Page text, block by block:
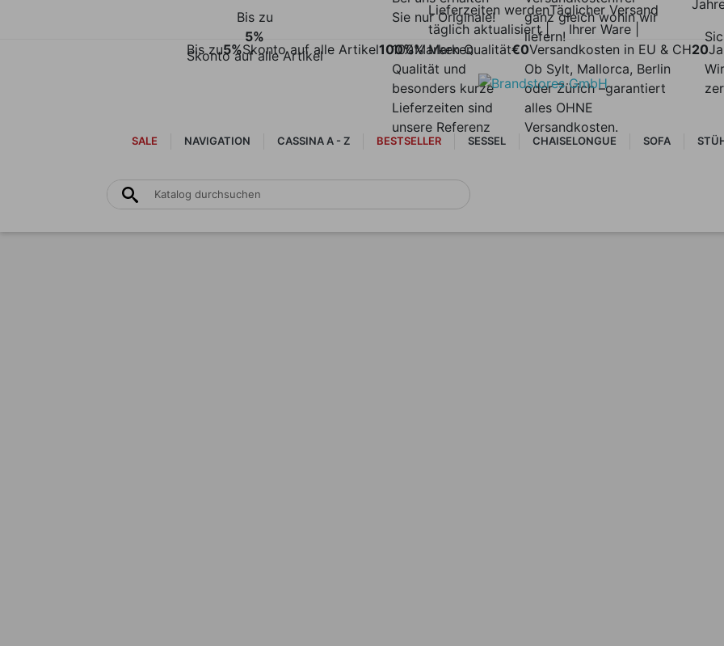
Lieferzeiten werden
täglich aktualisiert |
Täglicher Versand
Ihrer Ware |
Bis zu5%Skonto auf alle Artikel
Bis zu
5%
Skonto auf alle Artikel
100%Marken Qualität
Sie nur Originale!
100% Marken
Qualität und
besonders kurze
Lieferzeiten sind
unsere Referenz
€0Versandkosten in EU & CH
ganz gleich wohin wir
liefern!
Ob Sylt, Mallorca, Berlin
oder Zürich –garantiert
alles OHNE
Versandkosten.
20
SALE NAVIGATION CASSINA A - Z BESTSELLER SESSEL CHAISELONGUE SOFA